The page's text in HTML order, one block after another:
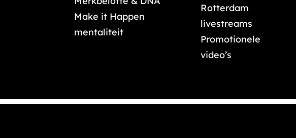
Make it Happen
mentaliteit
Rotterdam
livestreams
Promotionele
video’s